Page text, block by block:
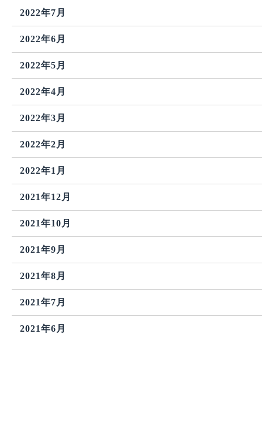
2022年7月
2022年6月
2022年5月
2022年4月
2022年3月
2022年2月
2022年1月
2021年12月
2021年10月
2021年9月
2021年8月
2021年7月
2021年6月